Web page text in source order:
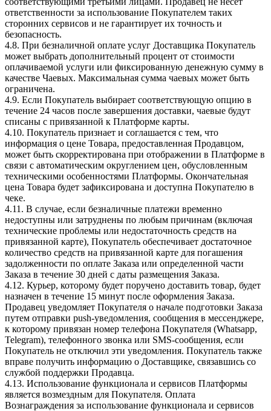
ответственности за использование Покупателем таких
сторонних сервисов и не гарантирует их точность и
безопасность.
4.8. При безналичной оплате услуг Доставщика Покупатель
может выбрать дополнительный процент от стоимости
оплачиваемой услуги или фиксированную денежную сумму в
качестве Чаевых. Максимальная сумма чаевых может быть
ограничена.
4.9. Если Покупатель выбирает соответствующую опцию в
течение 24 часов после завершения доставки, чаевые будут
списаны с привязанной к Платформе карты.
4.10. Покупатель признает и соглашается с тем, что
информация о цене Товара, предоставленная Продавцом,
может быть скорректирована при отображении в Платформе в
связи с автоматическим округлением цен, обусловленным
техническими особенностями Платформы. Окончательная
цена Товара будет зафиксирована и доступна Покупателю в
чеке.
4.11. В случае, если безналичные платежи временно
недоступны или затруднены по любым причинам (включая
технические проблемы или недостаточность средств на
привязанной карте), Покупатель обеспечивает достаточное
количество средств на привязанной карте для погашения
задолженности по оплате Заказа или определенной части
Заказа в течение 30 дней с даты размещения Заказа.
4.12. Курьер, которому будет поручено доставить товар, будет
назначен в течение 15 минут после оформления Заказа.
Продавец уведомляет Покупателя о начале подготовки Заказа
путем отправки push-уведомления, сообщения в мессенджере,
к которому привязан номер телефона Покупателя (Whatsapp,
Telegram), телефонного звонка или SMS-сообщения, если
Покупатель не отключил эти уведомления. Покупатель также
вправе получить информацию о Доставщике, связавшись со
службой поддержки Продавца.
4.13. Использование функционала и сервисов Платформы
является возмездным для Покупателя. Оплата
Вознаграждения за использование функционала и сервисов